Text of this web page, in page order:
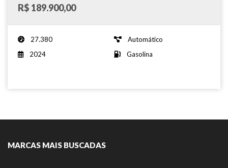
R$ 189.900,00
27.380
Automático
2024
Gasolina
MARCAS MAIS BUSCADAS